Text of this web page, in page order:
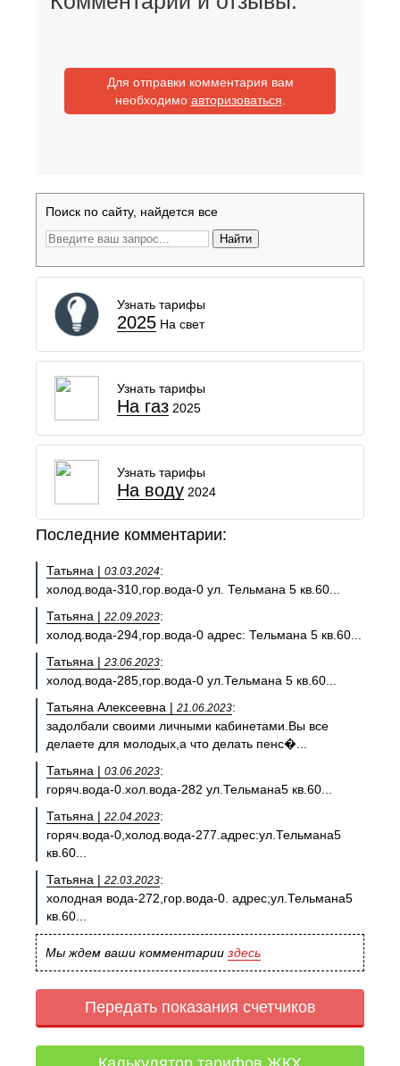
Для отправки комментария вам
необходимо авторизоваться
Поиск по сайту, найдется все
Найти
Узнать тарифы
2025 На свет
Узнать тарифы
На газ 2025
Узнать тарифы
На воду 2024
Последние комментарии:
Татьяна | 03.03.2024:
холод.вода-310,гор.вода-0 ул. Тельмана 5 кв.60...
Татьяна | 22.09.2023:
холод.вода-294,гор.вода-0 адрес: Тельмана 5 кв.60...
Татьяна | 23.06.2023:
холод.вода-285,гор.вода-0 ул.Тельмана 5 кв.60...
Татьяна Алексеевна | 21.06.2023:
задолбали своими личными кабинетами.Вы все
делаете для молодых,а что делать пенс�...
Татьяна | 03.06.2023:
горяч.вода-0.хол.вода-282 ул.Тельмана5 кв.60...
Татьяна | 22.04.2023:
горяч.вода-0,холод.вода-277.адрес:ул.Тельмана5
кв.60...
Татьяна | 22.03.2023:
холодная вода-272,гор.вода-0. адрес;ул.Тельмана5
кв.60...
Мы ждем ваши комментарии здесь
Передать показания счетчиков